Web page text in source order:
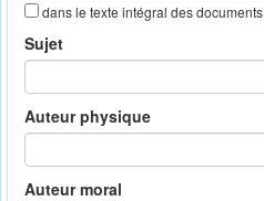
dans le texte intégral des documents
Sujet
Auteur physique
Auteur moral